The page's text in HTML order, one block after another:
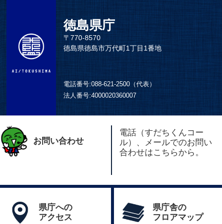
徳島県庁
〒770-8570
徳島県徳島市万代町1丁目1番地
電話番号:088-621-2500（代表）
法人番号:4000020360007
お問い合わせ
電話（すだちくんコー
ル）、メールでのお問い
合わせはこちらから。
県庁への
アクセス
県庁舎の
フロアマップ